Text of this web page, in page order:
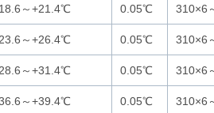
～+21.4℃ 0.05℃ 310×6
～+26.4℃ 0.05℃ 310×6
～+31.4℃ 0.05℃ 310×6
～+39.4℃ 0.05℃ 310×6